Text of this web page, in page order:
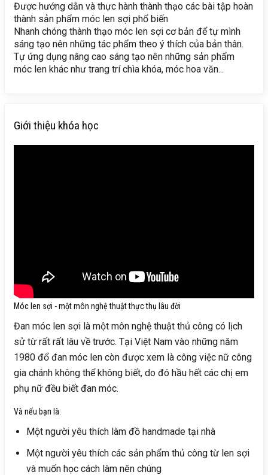
Được hướng dẫn và thực hành thành thạo các bài tập hoàn
thành sản phẩm móc len sợi phổ biến
Nhanh chóng thành thạo móc len sợi cơ bản để tự mình
sáng tạo nên những tác phẩm theo ý thích của bản thân.
Tự ứng dụng nâng cao sáng tạo nên những sản phẩm
móc len khác như trang trí chìa khóa, móc hoa văn...
Giới thiệu khóa học
Móc len sợi - một môn nghệ thuật thực thụ lâu đời
Đan móc len sợi là một môn nghệ thuật thủ công có lịch
sử từ rất rất lâu về trước. Tại Việt Nam vào những năm
1980 đổ đan móc len còn được xem là công việc nữ công
gia chánh không thể không biết, do đó hầu hết các chị em
phụ nữ đều biết đan móc.
Và nếu bạn là:
Một người yêu thích làm đồ handmade tại nhà
Một người yêu thích các sản phẩm thủ công từ len sợi
và muốn học cách làm nên chúng